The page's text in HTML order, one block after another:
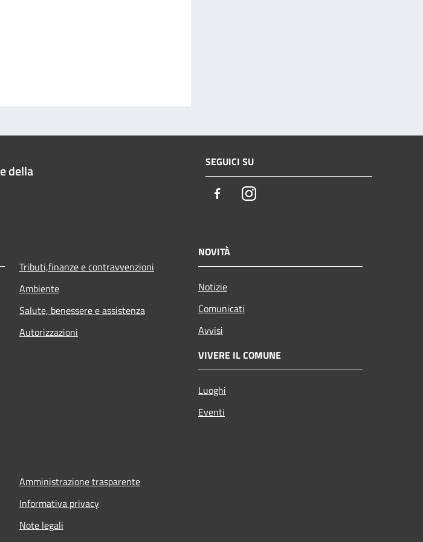
della SEGUICI SU
FacebookInstagram
Tributi,finanze e contravvenzioni
Ambiente
Salute, benessere e assistenza
Autorizzazioni
NOVITÀ
Notizie
Comunicati
Avvisi
VIVERE IL COMUNE
Luoghi
Eventi
Amministrazione trasparente
Informativa privacy
Note legali